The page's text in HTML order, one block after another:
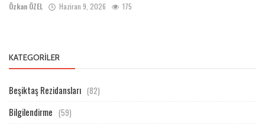
Özkan ÖZEL Haziran 9, 2026 175
KATEGORILER
Beşiktaş Rezidansları (82)
Bilgilendirme (59)